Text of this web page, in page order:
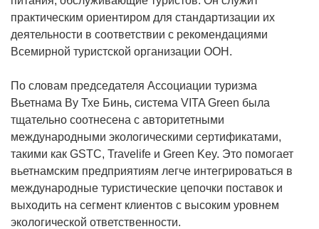
практическим ориентиром для стандартизации их
деятельности в соответствии с рекомендациями
Всемирной туристской организации ООН.
По словам председателя Ассоциации туризма
Вьетнама Ву Тхе Бинь, система VITA Green была
тщательно соотнесена с авторитетными
международными экологическими сертификатами,
такими как GSTC, Travelife и Green Key. Это помогает
вьетнамским предприятиям легче интегрироваться в
международные туристические цепочки поставок и
выходить на сегмент клиентов с высоким уровнем
экологической ответственности.